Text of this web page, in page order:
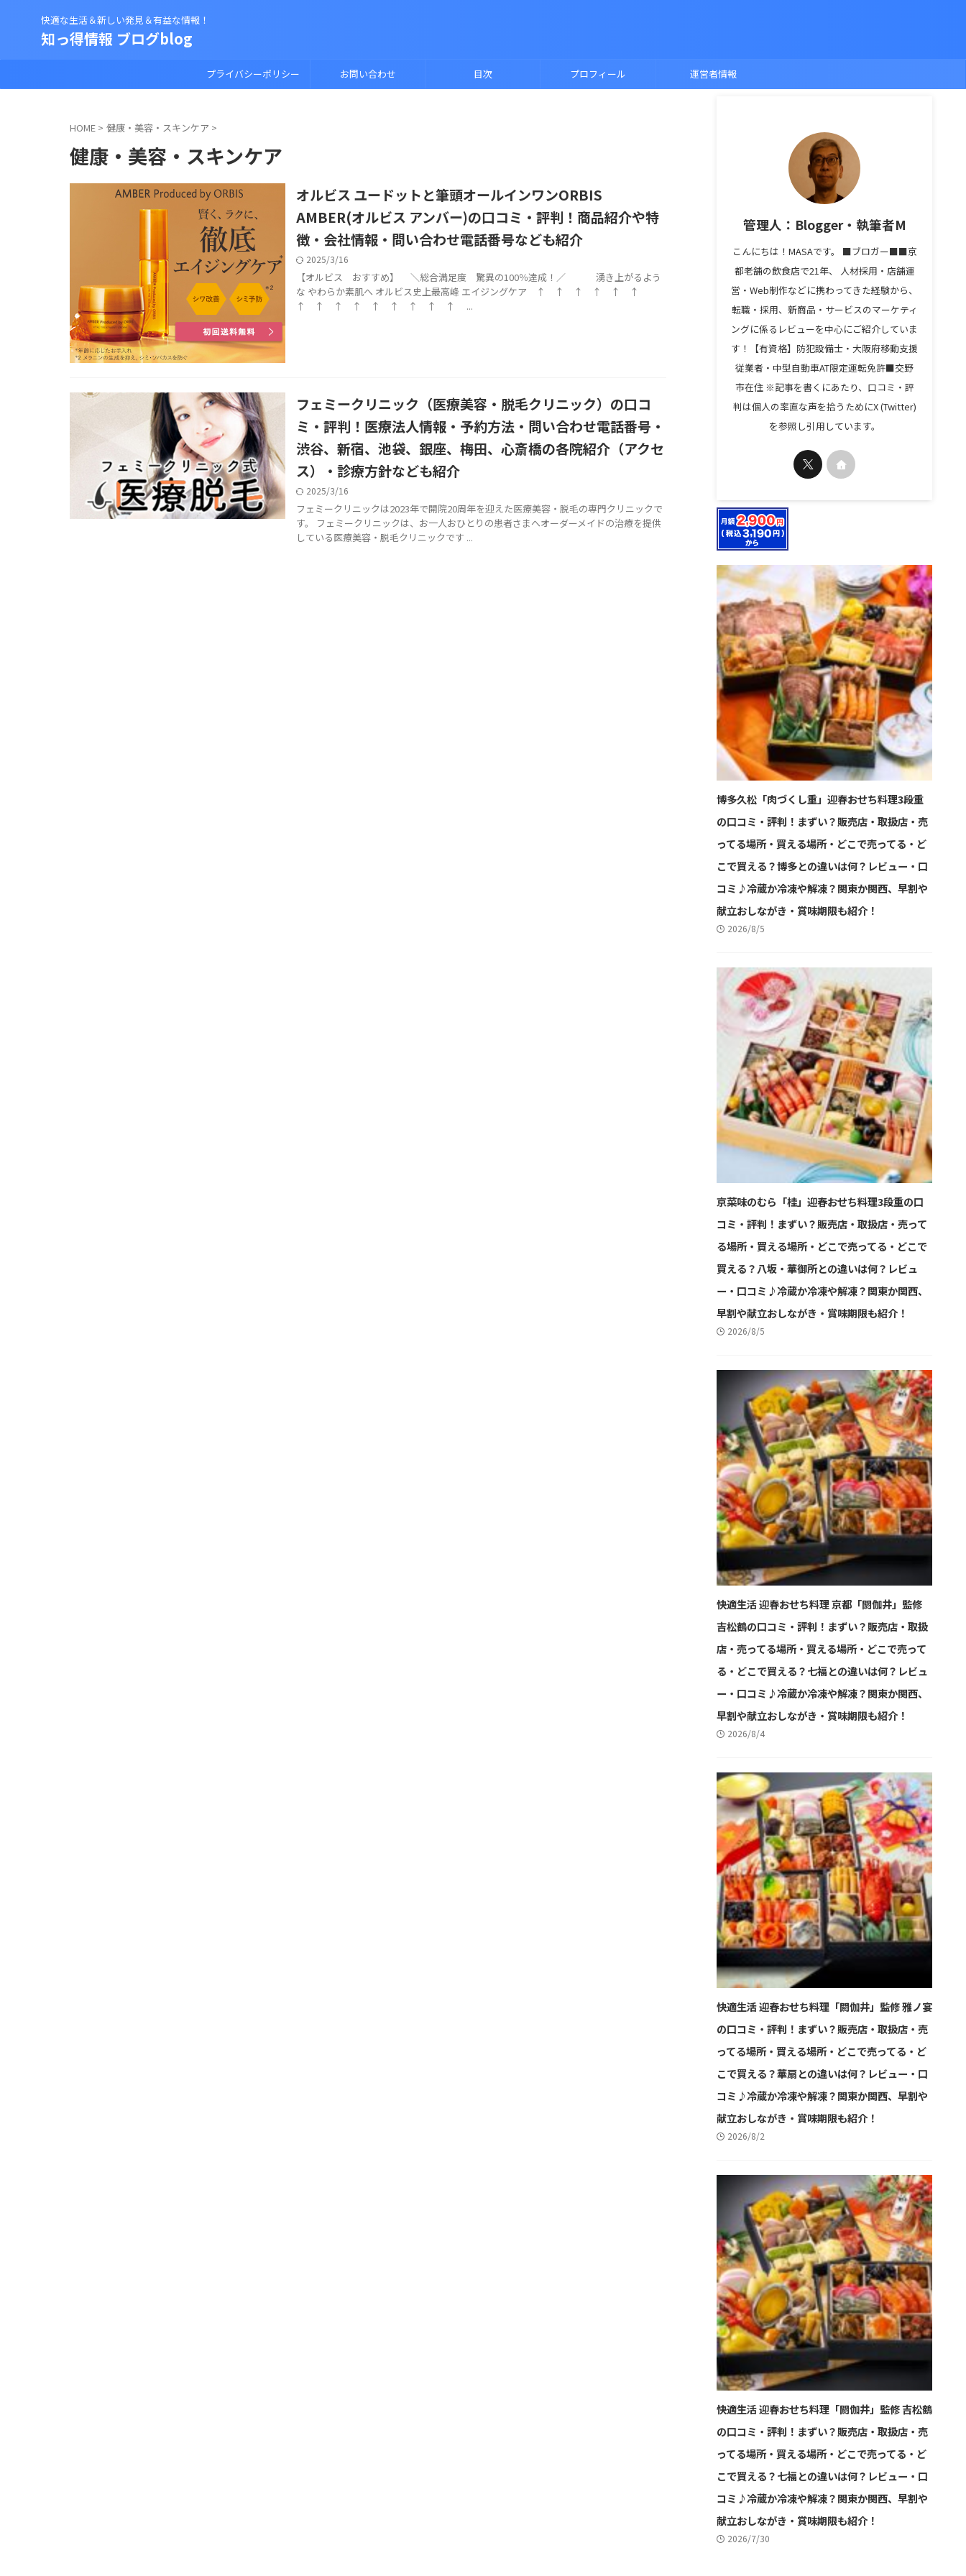
快適な生活＆新しい発見＆有益な情報！
知っ得情報 ブログblog
プライバシーポリシー お問い合わせ 目次 プロフィール 運営者情報
HOME > 健康・美容・スキンケア >
健康・美容・スキンケア
オルビス ユードットと筆頭オールインワンORBIS
AMBER(オルビス アンバー)の口コミ・評判！商品紹介や特
徴・会社情報・問い合わせ電話番号なども紹介
2025/3/16
【オルビス おすすめ】 ＼総合満足度 驚異の100％達成！／ 湧き上がるよう
な やわらか素肌へ オルビス史上最高峰 エイジングケア ↑ ↑ ↑ ↑ ↑ ↑
↑ ↑ ↑ ↑ ↑ ↑ ↑ ↑ ↑ ...
フェミークリニック（医療美容・脱毛クリニック）の口コ
ミ・評判！医療法人情報・予約方法・問い合わせ電話番号・
渋谷、新宿、池袋、銀座、梅田、心斎橋の各院紹介（アクセ
ス）・診療方針なども紹介
2025/3/16
フェミークリニックは2023年で開院20周年を迎えた医療美容・脱毛の専門クリニックで
す。 フェミークリニックは、お一人おひとりの患者さまへオーダーメイドの治療を提供
している医療美容・脱毛クリニックです ...
管理人：Blogger・執筆者M
こんにちは！MASAです。 ■ブロガー■■京
都老舗の飲食店で21年、 人材採用・店舗運
営・Web制作などに携わってきた経験から、
転職・採用、新商品・サービスのマーケティ
ングに係るレビューを中心にご紹介していま
す！【有資格】防犯設備士・大阪府移動支援
従業者・中型自動車AT限定運転免許■交野
市在住 ※記事を書くにあたり、口コミ・評
判は個人の率直な声を拾うためにX (Twitter)
を参照し引用しています。
博多久松「肉づくし重」迎春おせち料理3段重
の口コミ・評判！まずい？販売店・取扱店・売
ってる場所・買える場所・どこで売ってる・ど
こで買える？博多との違いは何？レビュー・口
コミ♪冷蔵か冷凍や解凍？関東か関西、早割や
献立おしながき・賞味期限も紹介！
2026/8/5
京菜味のむら「桂」迎春おせち料理3段重の口
コミ・評判！まずい？販売店・取扱店・売って
る場所・買える場所・どこで売ってる・どこで
買える？八坂・華御所との違いは何？レビュ
ー・口コミ♪冷蔵か冷凍や解凍？関東か関西、
早割や献立おしながき・賞味期限も紹介！
2026/8/5
快適生活 迎春おせち料理 京都「閼伽井」監修
吉松鶴の口コミ・評判！まずい？販売店・取扱
店・売ってる場所・買える場所・どこで売って
る・どこで買える？七福との違いは何？レビュ
ー・口コミ♪冷蔵か冷凍や解凍？関東か関西、
早割や献立おしながき・賞味期限も紹介！
2026/8/4
快適生活 迎春おせち料理「閼伽井」監修 雅ノ宴
の口コミ・評判！まずい？販売店・取扱店・売
ってる場所・買える場所・どこで売ってる・ど
こで買える？華扇との違いは何？レビュー・口
コミ♪冷蔵か冷凍や解凍？関東か関西、早割や
献立おしながき・賞味期限も紹介！
2026/8/2
快適生活 迎春おせち料理「閼伽井」監修 吉松鶴
の口コミ・評判！まずい？販売店・取扱店・売
ってる場所・買える場所・どこで売ってる・ど
こで買える？七福との違いは何？レビュー・口
コミ♪冷蔵か冷凍や解凍？関東か関西、早割や
献立おしながき・賞味期限も紹介！
2026/7/30